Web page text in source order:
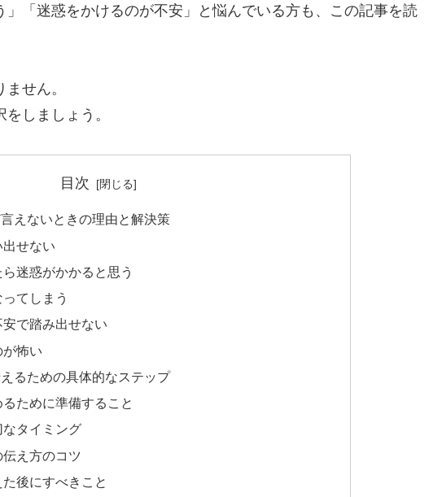
」「迷惑をかけるのが不安」と悩んでいる方も、この記事を読
せん。
しましょう。
目次
えないときの理由と解決策
出せない
迷惑がかかると思う
てしまう
で踏み出せない
怖い
るための具体的なステップ
ために準備すること
タイミング
え方のコツ
後にすべきこと